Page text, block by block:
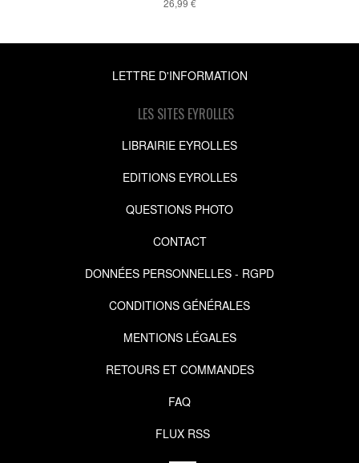
LETTRE D'INFORMATION
LES SITES EYROLLES
LIBRAIRIE EYROLLES
EDITIONS EYROLLES
QUESTIONS PHOTO
CONTACT
DONNÉES PERSONNELLES - RGPD
CONDITIONS GÉNÉRALES
MENTIONS LÉGALES
RETOURS ET COMMANDES
FAQ
FLUX RSS